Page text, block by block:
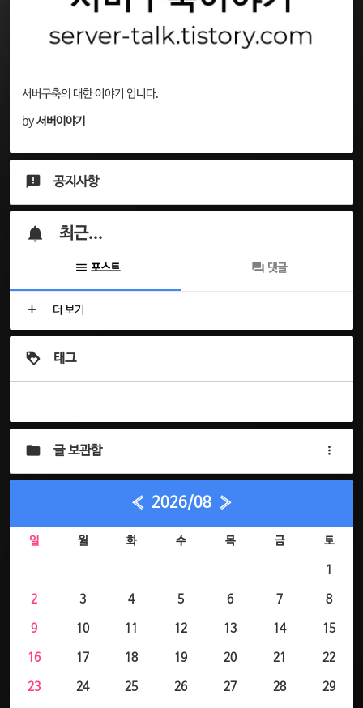
서버구축의 대한 이야기 입니다.
by서버이야기
공지사항
최근...
포스트 댓글
더 보기
태그
글 보관함
« 2026/08 »
일 월 화 수 목 금 토
1
2 3 4 5 6 7 8
9 10 11 12 13 14 15
16 17 18 19 20 21 22
23 24 25 26 27 28 29